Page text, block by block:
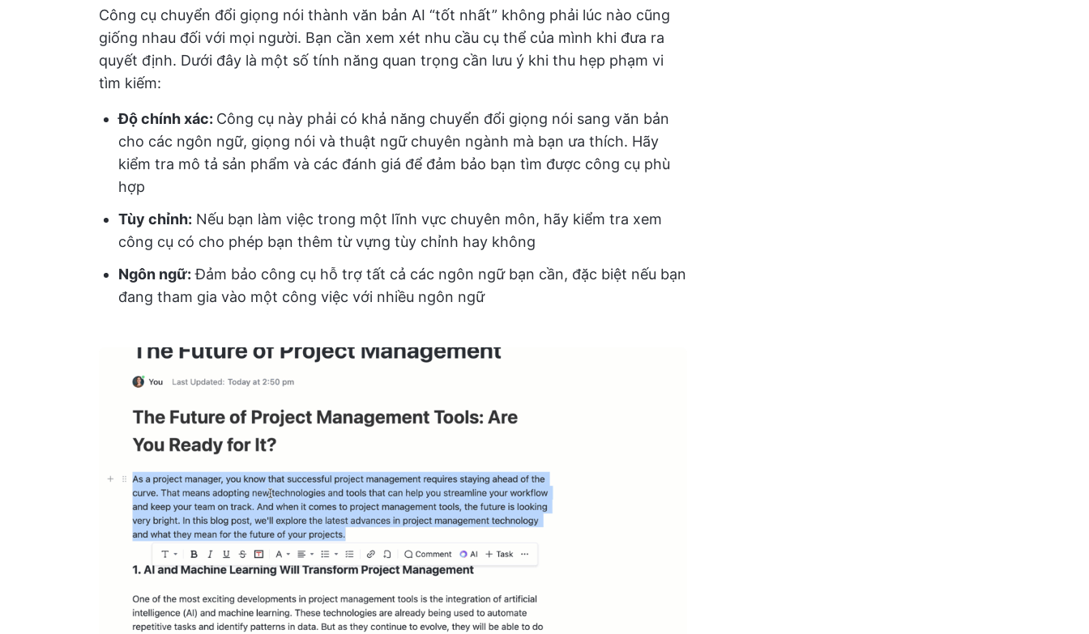
Công cụ chuyển đổi giọng nói thành văn bản AI “tốt nhất” không phải lúc nào cũng
giống nhau đối với mọi người. Bạn cần xem xét nhu cầu cụ thể của mình khi đưa ra
quyết định. Dưới đây là một số tính năng quan trọng cần lưu ý khi thu hẹp phạm vi
tìm kiếm:
Độ chính xác: Công cụ này phải có khả năng chuyển đổi giọng nói sang văn bản
cho các ngôn ngữ, giọng nói và thuật ngữ chuyên ngành mà bạn ưa thích. Hãy
kiểm tra mô tả sản phẩm và các đánh giá để đảm bảo bạn tìm được công cụ phù
hợp
Tùy chỉnh: Nếu bạn làm việc trong một lĩnh vực chuyên môn, hãy kiểm tra xem
công cụ có cho phép bạn thêm từ vựng tùy chỉnh hay không
Ngôn ngữ: Đảm bảo công cụ hỗ trợ tất cả các ngôn ngữ bạn cần, đặc biệt nếu bạn
đang tham gia vào một công việc với nhiều ngôn ngữ